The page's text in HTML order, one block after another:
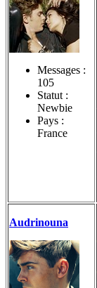
Messages :
105
Statut :
Newbie
Pays :
France
Audrinouna